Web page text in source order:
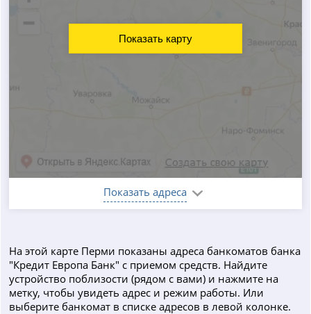
Показать адреса
Показать карту
На этой карте Перми показаны адреса банкоматов банка
"Кредит Европа Банк" с приемом средств. Найдите
устройство поблизости (рядом с вами) и нажмите на
метку, чтобы увидеть адрес и режим работы. Или
выберите банкомат в списке адресов в левой колонке.